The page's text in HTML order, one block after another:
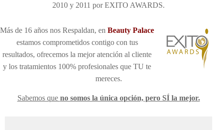
2010 y 2011 por EXITO AWARDS.
Más de 16 años nos Respaldan, en Beauty Palace
estamos comprometidos contigo con tus
resultados, ofrecemos la mejor atención al cliente
y los tratamientos 100% profesionales que TU te
mereces.
Sabemos que no somos la única opción, pero SÍ la mejor.